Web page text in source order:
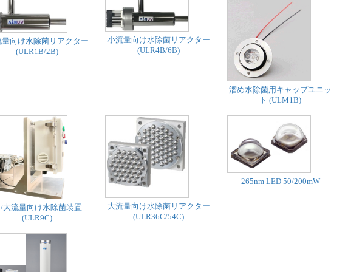
量向け水除菌リアクター
(ULR1B/2B)
小流量向け水除菌リアクター
(ULR4B/6B)
溜め水除菌用キャップユニッ
ト (ULM1B)
大流量向け水除菌装置
(ULR9C)
大流量向け水除菌リアクター
(ULR36C/54C)
265nm LED 50/200mW